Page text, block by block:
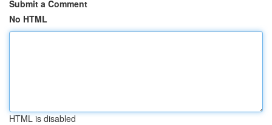
Submit a Comment
No HTML
HTML is disabled